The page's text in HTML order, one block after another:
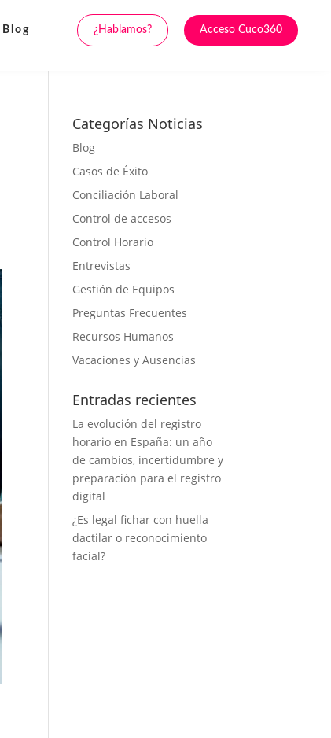
Blog ¿Hablamos? Acceso Cuco360
Categorías Noticias
Blog
Casos de Éxito
Conciliación Laboral
Control de accesos
Control Horario
Entrevistas
Gestión de Equipos
Preguntas Frecuentes
Recursos Humanos
Vacaciones y Ausencias
Entradas recientes
La evolución del registro
horario en España: un año
de cambios, incertidumbre y
preparación para el registro
digital
¿Es legal fichar con huella
dactilar o reconocimiento
facial?